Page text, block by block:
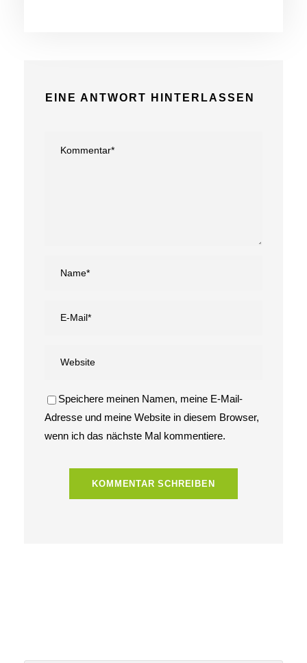
EINE ANTWORT HINTERLASSEN
Speichere meinen Namen, meine E-Mail-
Adresse und meine Website in diesem Browser,
wenn ich das nächste Mal kommentiere.